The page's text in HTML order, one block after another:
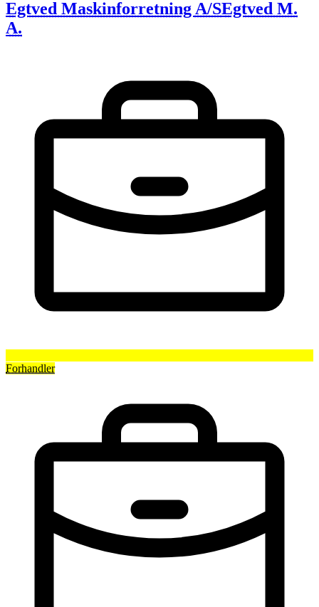
Egtved Maskinforretning A/SEgtved M.
A.
Forhandler